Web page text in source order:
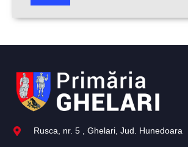
Rusca, nr. 5 , Ghelari, Jud. Hunedoara